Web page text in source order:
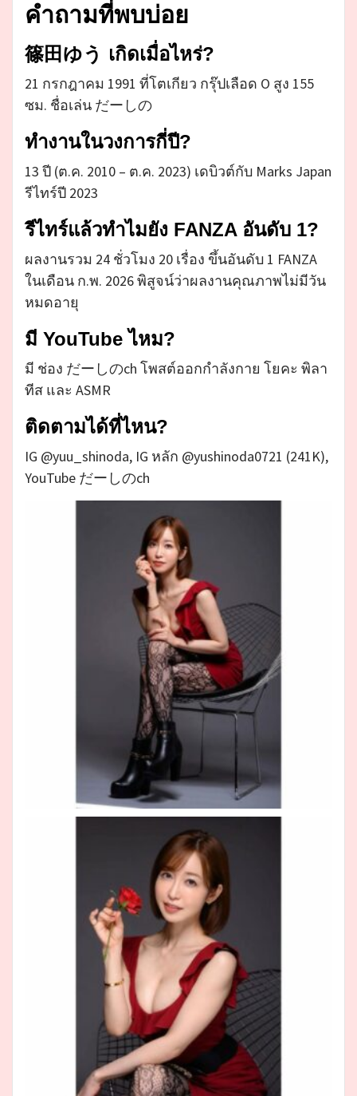
คำถามที่พบบ่อย
篠田ゆう เกิดเมื่อไหร่?
21 กรกฎาคม 1991 ที่โตเกียว กรุ๊ปเลือด O สูง 155
ซม. ชื่อเล่น だーしの
ทำงานในวงการกี่ปี?
13 ปี (ต.ค. 2010 – ต.ค. 2023) เดบิวต์กับ Marks Japan
รีไทร์ปี 2023
รีไทร์แล้วทำไมยัง FANZA อันดับ 1?
ผลงานรวม 24 ชั่วโมง 20 เรื่อง ขึ้นอันดับ 1 FANZA
ในเดือน ก.พ. 2026 พิสูจน์ว่าผลงานคุณภาพไม่มีวัน
หมดอายุ
มี YouTube ไหม?
มี ช่อง だーしのch โพสต์ออกกำลังกาย โยคะ พิลา
ทีส และ ASMR
ติดตามได้ที่ไหน?
IG @yuu_shinoda, IG หลัก @yushinoda0721 (241K),
YouTube だーしのch